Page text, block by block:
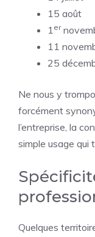
15 août
1er
11
25
Ne nous y
forcément
l’entreprise, la
simple usage qui
Quelques